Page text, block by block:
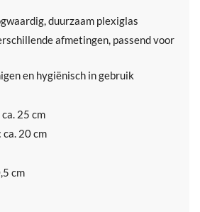
duurzaam plexiglas
afmetingen, passend voor
en hygiënisch in gebruik
25 cm
20 cm
cm